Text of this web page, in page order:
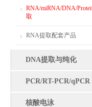
RNA/miRNA/DNA/
取
RNA提取配套产品
DNA提取与纯化
PCR/RT-PCR/qPCR
核酸电泳